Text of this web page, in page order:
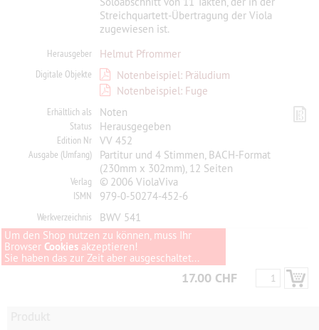
Streichquartett-Übertragung der Viola
zugewiesen ist.
Herausgeber Helmut Pfrommer
Digitale Objekte
Notenbeispiel: Präludium
Notenbeispiel: Fuge
Erhältlich als Noten
Status Herausgegeben
Edition Nr VV 452
Ausgabe (Umfang)
Partitur und 4 Stimmen, BACH-Format
(230mm x 302mm), 12 Seiten
Verlag © 2006 ViolaViva
ISMN 979-0-50274-452-6
Werkverzeichnis
BWV 541
Um den Shop nutzen zu können, muss Ihr
Browser Cookies akzeptieren!
Sie haben das zur Zeit aber ausgeschaltet...
17.00 CHF